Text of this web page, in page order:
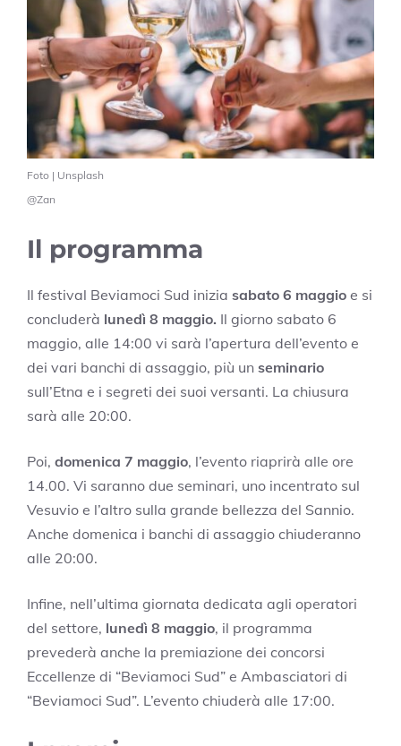
Foto | Unsplash
@Zan
Il programma
Il festival Beviamoci Sud inizia sabato 6 maggio e si
concluderà lunedì 8 maggio. Il giorno sabato 6
maggio, alle 14:00 vi sarà l’apertura dell’evento e
dei vari banchi di assaggio, più un seminario
sull’Etna e i segreti dei suoi versanti. La chiusura
sarà alle 20:00.
Poi, domenica 7 maggio, l’evento riaprirà alle ore
14.00. Vi saranno due seminari, uno incentrato sul
Vesuvio e l’altro sulla grande bellezza del Sannio.
Anche domenica i banchi di assaggio chiuderanno
alle 20:00.
Infine, nell’ultima giornata dedicata agli operatori
del settore, lunedì 8 maggio, il programma
prevederà anche la premiazione dei concorsi
Eccellenze di “Beviamoci Sud” e Ambasciatori di
“Beviamoci Sud”. L’evento chiuderà alle 17:00.